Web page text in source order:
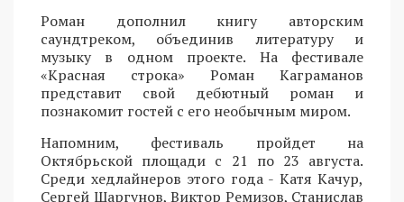
Роман дополнил книгу авторским
саундтреком, объединив литературу и
музыку в одном проекте. На фестивале
«Красная строка» Роман Каграманов
представит свой дебютный роман и
познакомит гостей с его необычным миром.
Напомним, фестиваль пройдет на
Октябрьской площади с 21 по 23 августа.
Среди хедлайнеров этого года - Катя Качур,
Сергей Шаргунов, Виктор Ремизов, Станислав